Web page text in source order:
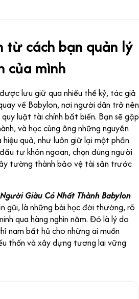
từ cách bạn quản lý
của mình
lưu giữ qua nhiều thế kỷ, tác giả
về Babylon, nơi người dân trở nên
luật tài chính bất biến. Bạn sẽ gặp
và học cùng ông những nguyên
quả, như luôn giữ lại một phần
tư khôn ngoan, chọn đúng người
tường thành bảo vệ tài sản trước
Người Giàu Có Nhất Thành Babylon
gũi, là những bài học đời thường, rõ
qua hàng nghìn năm. Đó là lý do
nam bất hủ cho những ai muốn
thốn và xây dựng tương lai vững